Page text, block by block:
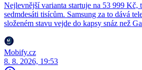
Nejlevnější varianta startuje na 53 999 Kč,
sedmdesáti tisícům. Samsung za to dává
složeném stavu vejde do kapsy snáz než
Mobify.cz
8. 8. 2026, 19:53